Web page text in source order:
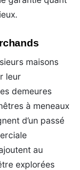
maisons
leur
demeures
à meneaux
d’un passé
au
explorées